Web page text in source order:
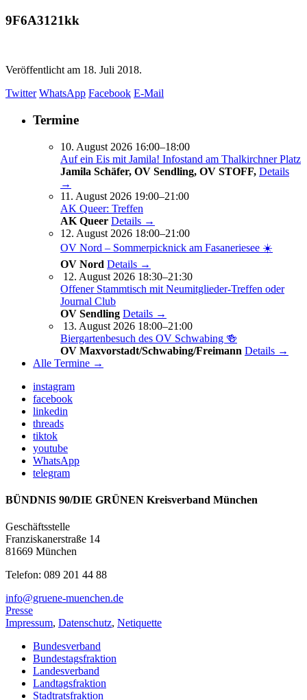
9F6A3121kk
Veröffentlicht am 18. Juli 2018.
Twitter WhatsApp Facebook E-Mail
Termine
10. August 2026 16:00–18:00
Auf ein Eis mit Jamila! Infostand am Thalkirchner Platz
Jamila Schäfer, OV Sendling, OV STOFF, Details
→
11. August 2026 19:00–21:00
AK Queer: Treffen
AK Queer Details →
12. August 2026 18:00–21:00
OV Nord – Sommerpicknick am Fasaneriesee ☀️
OV Nord Details →
12. August 2026 18:30–21:30
Offener Stammtisch mit Neumitglieder-Treffen oder
Journal Club
OV Sendling Details →
13. August 2026 18:00–21:00
Biergartenbesuch des OV Schwabing 🍻
OV Maxvorstadt/Schwabing/Freimann Details →
Alle Termine →
instagram
facebook
linkedin
threads
tiktok
youtube
WhatsApp
telegram
BÜNDNIS 90/DIE GRÜNEN Kreisverband München
Geschäftsstelle
Franziskanerstraße 14
81669 München
Telefon: 089 201 44 88
info@gruene-muenchen.de
Presse
Impressum, Datenschutz, Netiquette
Bundesverband
Bundestagsfraktion
Landesverband
Landtagsfraktion
Stadtratsfraktion